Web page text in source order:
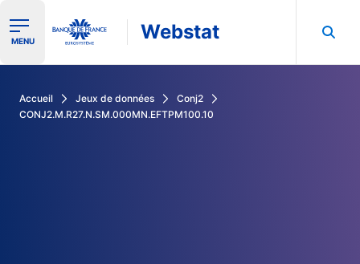
Ouvrir le menu de navigation
MENU Webstat
Accueil Jeux de données
Conj2
CONJ2.M.R27.N.SM.000MN.EFTPM100.10